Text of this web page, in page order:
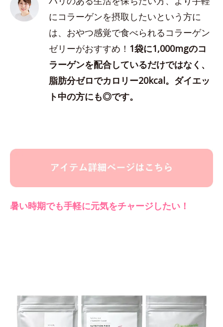
にコラーゲンを摂取したいという方に
は、おやつ感覚で食べられるコラーゲン
ゼリーがおすすめ！ 1袋に1,000mgのコ
ラーゲンを配合しているだけではなく、
脂肪分ゼロでカロリー20kcal。ダイエッ
ト中の方にも◎です。
暑い時期でも手軽に元気をチャージしたい！